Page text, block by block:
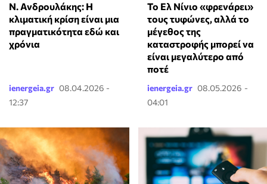
Ν. Ανδρουλάκης: Η
κλιματική κρίση είναι μια
πραγματικότητα εδώ και
χρόνια
ienergeia.gr 08.04.2026 -
12:37
Το Ελ Νίνιο «φρενάρει»
τους τυφώνες, αλλά το
μέγεθος της
καταστροφής μπορεί να
είναι μεγαλύτερο από
ποτέ
ienergeia.gr 08.05.2026 -
04:01